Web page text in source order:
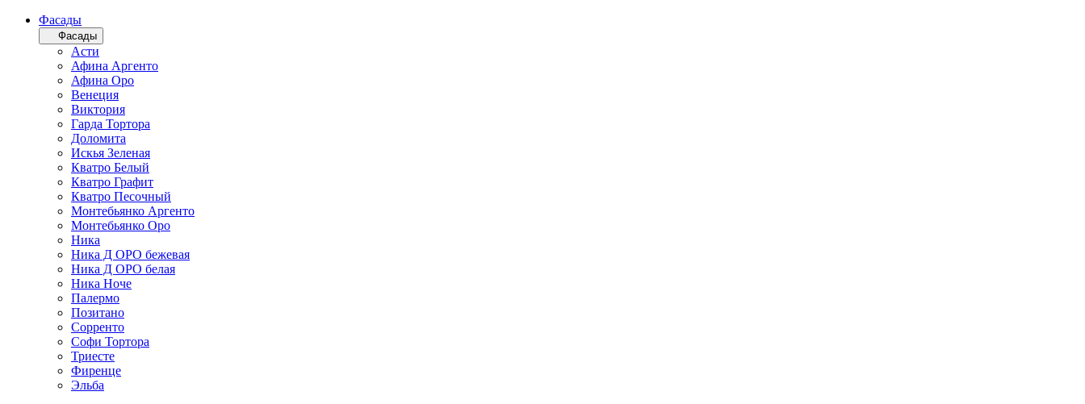
Фасады
Фасады
Асти
Афина Аргенто
Афина Оро
Венеция
Виктория
Гарда Тортора
Доломита
Искья Зеленая
Кватро Белый
Кватро Графит
Кватро Песочный
Монтебьянко Аргенто
Монтебьянко Оро
Ника
Ника Д ОРО бежевая
Ника Д ОРО белая
Ника Ноче
Палермо
Позитано
Сорренто
Софи Тортора
Триесте
Фиренце
Эльба